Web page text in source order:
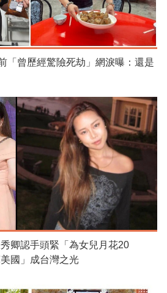
「曾歷經驚險死劫」網淚曝：還是
卿認手頭緊「為女兒月花20
國」成台灣之光